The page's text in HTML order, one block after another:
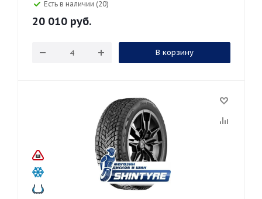
Есть в наличии (20)
20 010 руб.
В корзину